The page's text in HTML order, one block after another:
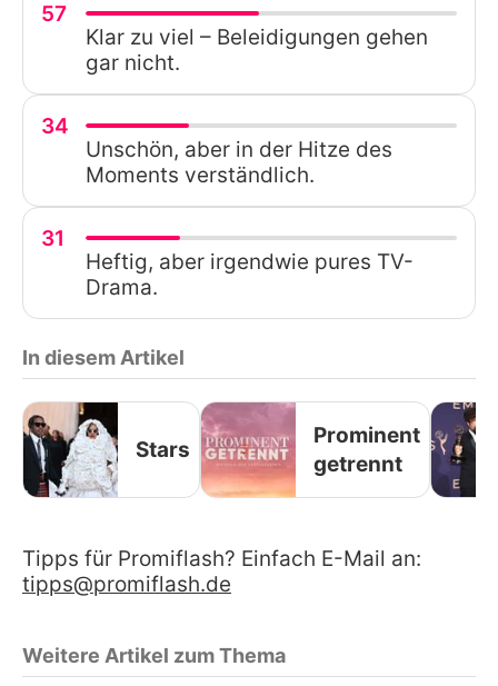
57
Klar zu viel – Beleidigungen gehen
gar nicht.
34
Unschön, aber in der Hitze des
Moments verständlich.
31
Heftig, aber irgendwie pures TV-
Drama.
In diesem Artikel
Stars
Prominent
getrennt
Tipps für Promiflash? Einfach E-Mail an:
tipps@promiflash.de
Weitere Artikel zum Thema